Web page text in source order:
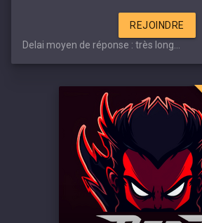
REJOINDRE
Delai moyen de réponse : très long...